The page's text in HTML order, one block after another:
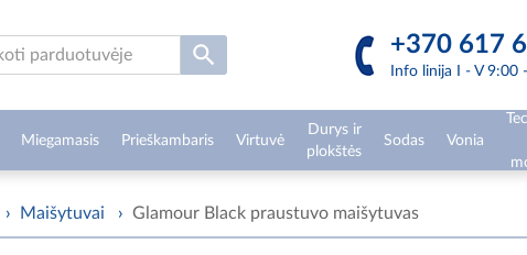
+370 617
Info linija I - V 9:00
Miegamasis Prieškambaris Virtuvė
Durys ir
plokštės
Sodas Vonia
› Maišytuvai › Glamour Black praustuvo maišytuvas